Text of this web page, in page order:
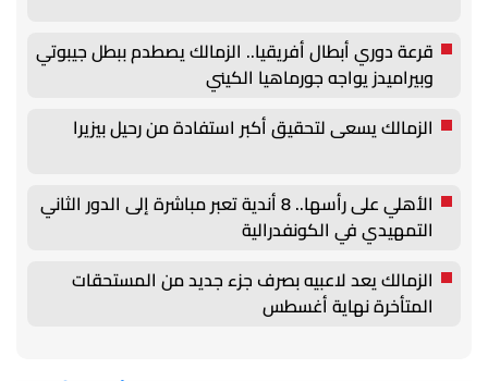
قرعة دوري أبطال أفريقيا.. الزمالك يصطدم ببطل جيبوتي
وبيراميدز يواجه جورماهيا الكيني
الزمالك يسعى لتحقيق أكبر استفادة من رحيل بيزيرا
الأهلي على رأسها.. 8 أندية تعبر مباشرة إلى الدور الثاني
التمهيدي في الكونفدرالية
الزمالك يعد لاعبيه بصرف جزء جديد من المستحقات
المتأخرة نهاية أغسطس